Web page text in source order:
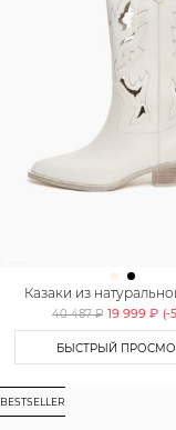
Казаки из
Lera Nena
40 487 ₽ 19 999 ₽ (-
БЫСТРЫЙ
BESTSELLER